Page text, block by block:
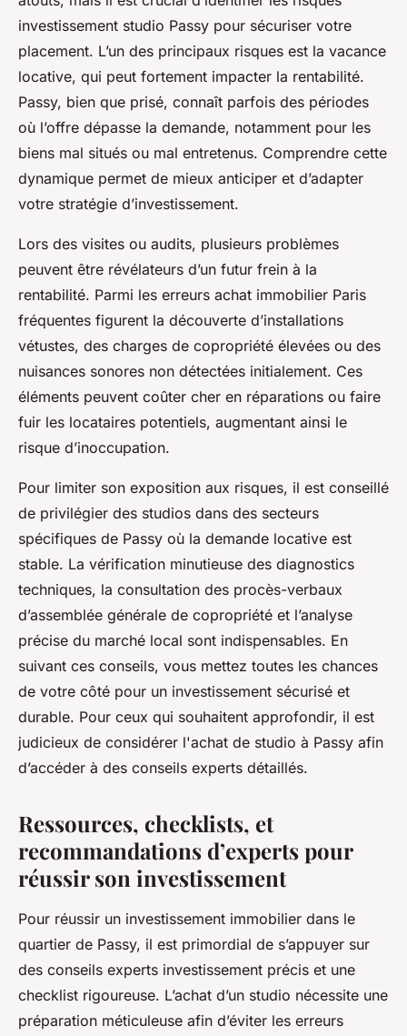
investissement studio Passy pour sécuriser votre
placement. L’un des principaux risques est la vacance
locative, qui peut fortement impacter la rentabilité.
Passy, bien que prisé, connaît parfois des périodes
où l’offre dépasse la demande, notamment pour les
biens mal situés ou mal entretenus. Comprendre cette
dynamique permet de mieux anticiper et d’adapter
votre stratégie d’investissement.
Lors des visites ou audits, plusieurs problèmes
peuvent être révélateurs d’un futur frein à la
rentabilité. Parmi les erreurs achat immobilier Paris
fréquentes figurent la découverte d’installations
vétustes, des charges de copropriété élevées ou des
nuisances sonores non détectées initialement. Ces
éléments peuvent coûter cher en réparations ou faire
fuir les locataires potentiels, augmentant ainsi le
risque d’inoccupation.
Pour limiter son exposition aux risques, il est conseillé
de privilégier des studios dans des secteurs
spécifiques de Passy où la demande locative est
stable. La vérification minutieuse des diagnostics
techniques, la consultation des procès-verbaux
d’assemblée générale de copropriété et l’analyse
précise du marché local sont indispensables. En
suivant ces conseils, vous mettez toutes les chances
de votre côté pour un investissement sécurisé et
durable. Pour ceux qui souhaitent approfondir, il est
judicieux de considérer l'achat de studio à Passy afin
d’accéder à des conseils experts détaillés.
Ressources, checklists, et
recommandations d’experts pour
réussir son investissement
Pour réussir un investissement immobilier dans le
quartier de Passy, il est primordial de s’appuyer sur
des conseils experts investissement précis et une
checklist rigoureuse. L’achat d’un studio nécessite une
préparation méticuleuse afin d’éviter les erreurs